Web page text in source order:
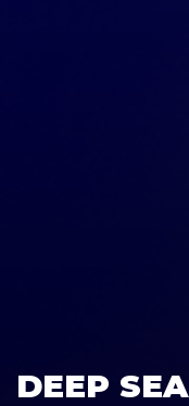
DEEP SEA